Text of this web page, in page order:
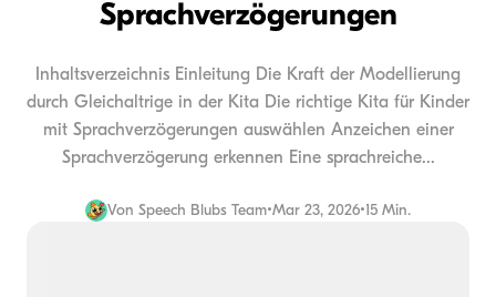
Sprachverzögerungen
Inhaltsverzeichnis Einleitung Die Kraft der Modellierung
durch Gleichaltrige in der Kita Die richtige Kita für Kinder
mit Sprachverzögerungen auswählen Anzeichen einer
Sprachverzögerung erkennen Eine sprachreiche...
Von Speech Blubs Team•Mar 23, 2026•15 Min.